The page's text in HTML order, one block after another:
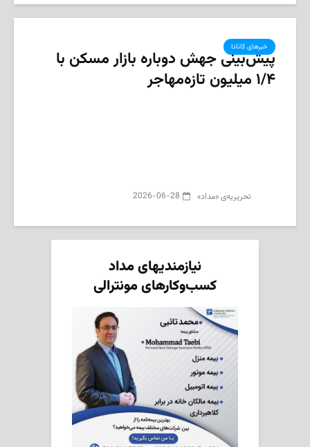
خبرهای کانادا
پیش‌بینی جهش دوباره بازار مسکن با
۱/۴ میلیون تازه‌مهاجر
تحریریه‌ی «مداد» 2026-06-28
نیازمندیهای مداد
کسب‌وکارهای مونترالی